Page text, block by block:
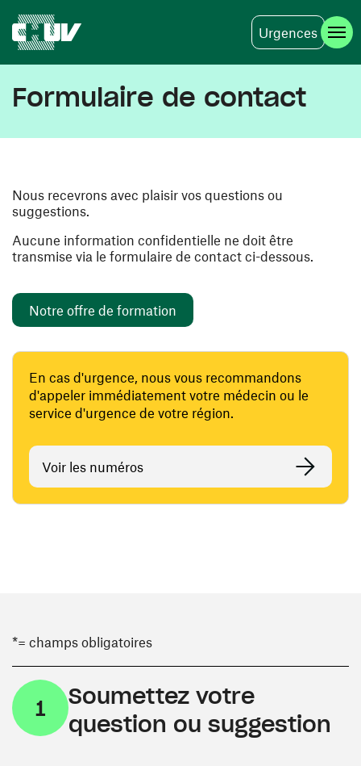
Urgences
Formulaire de contact
Nous recevrons avec plaisir vos questions ou
suggestions.
Aucune information confidentielle ne doit être
transmise via le formulaire de contact ci-dessous.
Notre offre de formation
En cas d'urgence, nous vous recommandons
d'appeler immédiatement votre médecin ou le
service d'urgence de votre région.
Voir les numéros
*= champs obligatoires
1
Soumettez votre
question ou suggestion